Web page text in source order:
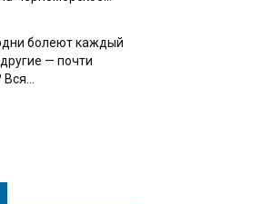
болеют каждый
— почти